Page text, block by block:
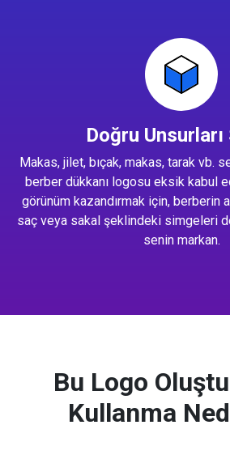
Doğru Unsurları
Makas, jilet, bıçak, makas, tarak vb.
berber dükkanı logosu eksik kabul
görünüm kazandırmak için, berberin
saç veya sakal şeklindeki simgeleri
senin markan.
Bu Logo
Kullanma